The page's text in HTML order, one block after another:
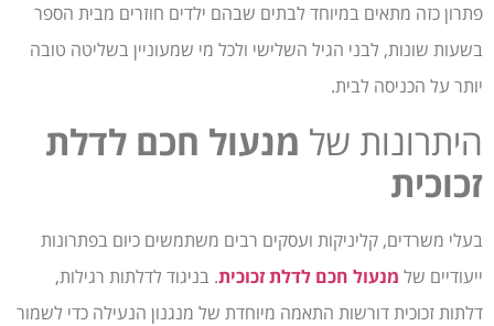
פתרון כזה מתאים במיוחד לבתים שבהם ילדים חוזרים מבית הספר
בשעות שונות, לבני הגיל השלישי ולכל מי שמעוניין בשליטה טובה
יותר על הכניסה לבית.
היתרונות של מנעול חכם לדלת
זכוכית
בעלי משרדים, קליניקות ועסקים רבים משתמשים כיום בפתרונות
ייעודיים של מנעול חכם לדלת זכוכית. בניגוד לדלתות רגילות,
דלתות זכוכית דורשות התאמה מיוחדת של מנגנון הנעילה כדי לשמור